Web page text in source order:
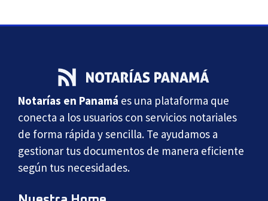
Notarías en Panamá es una plataforma que
conecta a los usuarios con servicios notariales
de forma rápida y sencilla. Te ayudamos a
gestionar tus documentos de manera eficiente
según tus necesidades.